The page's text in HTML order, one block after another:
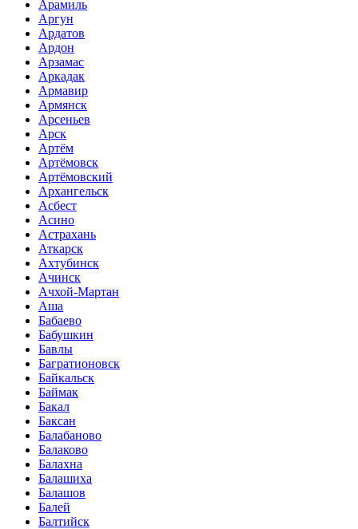
Арамиль
Аргун
Ардатов
Ардон
Арзамас
Аркадак
Армавир
Армянск
Арсеньев
Арск
Артём
Артёмовск
Артёмовский
Архангельск
Асбест
Асино
Астрахань
Аткарск
Ахтубинск
Ачинск
Ачхой-Мартан
Аша
Бабаево
Бабушкин
Бавлы
Багратионовск
Байкальск
Баймак
Бакал
Баксан
Балабаново
Балаково
Балахна
Балашиха
Балашов
Балей
Балтийск